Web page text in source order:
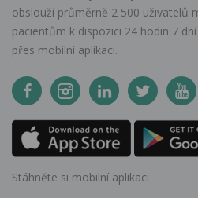
obslouží průměrně 2 500 uživatelů
pacientům k dispozici 24 hodin 7
přes mobilní aplikaci.
Stáhněte si mobilní aplikaci